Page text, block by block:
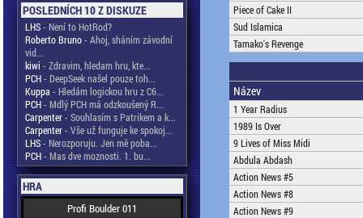
POSLEDNÍCH 10 Z DISKUZE
LHS- Není to HotRod?
Roberto Bruno- Ahoj, sháním závodní
vid...
kiwi - Zdravim, hledam hru, kte...
PCH- DeepSeek našel pouze toh...
Kuppa - Hledám logickou hru z C6...
PCH- Mdlý PCH má odzkoušený R...
Carpenter- Souhlasím s Patrikem a k...
Carpenter- Vše už funguje ke spokoj...
LHS- Nerozporuju. Jen mě poba...
PCH- Mas dve moznosti. 1. bu...
HRA
Profi Boulder 011
Piece of Cake II
Sud Islamica
Tamako's Revenge
Název
1 Year Radius
1989 Is Over
9 Lives of Miss Midi
Abdula Abdash
Action News #5
Action News #8
Action News #9